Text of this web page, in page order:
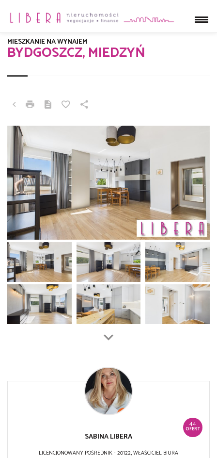
BYDGOSZCZ, MIEDZYŃ
MIESZKANIE NA WYNAJEM
44
OFERT
SABINA LIBERA
LICENCJONOWANY POŚREDNIK - 20122, WŁAŚCICIEL BIURA